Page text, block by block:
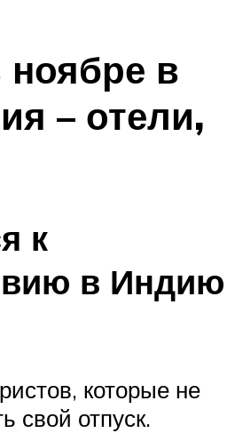
в
– отели,
к
в Индию
которые не
свой отпуск.